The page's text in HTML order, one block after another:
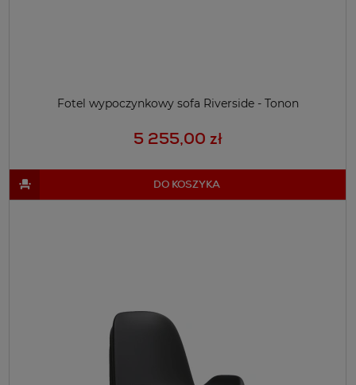
Fotel wypoczynkowy sofa Riverside - Tonon
5 255,00 zł
DO KOSZYKA